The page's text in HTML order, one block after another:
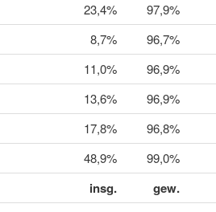
23,4% 97,9%
8,7% 96,7%
11,0% 96,9%
13,6% 96,9%
17,8% 96,8%
48,9% 99,0%
insg. gew.